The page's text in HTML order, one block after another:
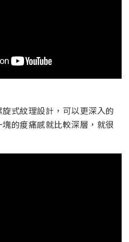
式紋理設計，可以更深入的
的痠痛感就比較深層，就很